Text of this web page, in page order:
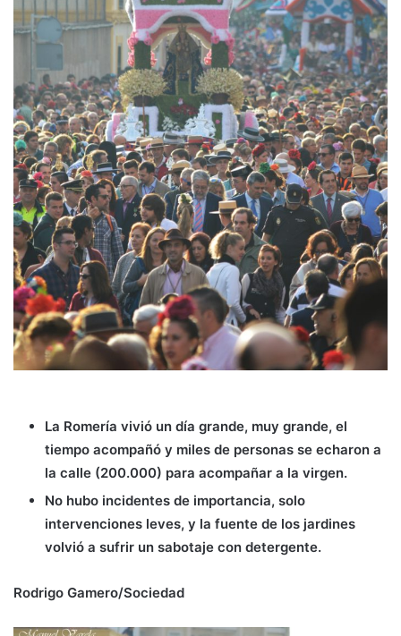
La Romería vivió un día grande, muy grande, el
tiempo acompañó y miles de personas se echaron a
la calle (200.000) para acompañar a la virgen.
No hubo incidentes de importancia, solo
intervenciones leves, y la fuente de los jardines
volvió a sufrir un sabotaje con detergente.
Rodrigo Gamero/Sociedad